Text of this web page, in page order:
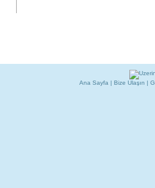
Ana Sayfa | Bize Ulaşın |